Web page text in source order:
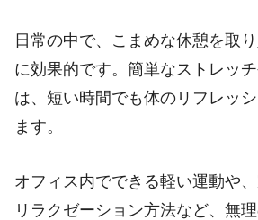
日常の中で、こまめな休憩を取
に効果的です。簡単なストレッ
は、短い時間でも体のリフレッ
ます。
オフィス内でできる軽い運動や
リラクゼーション方法など、無